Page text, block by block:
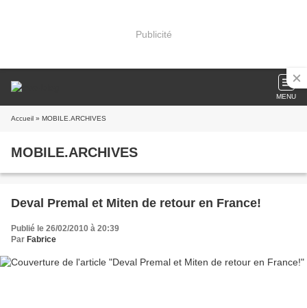
Publicité
MENU
Accueil » MOBILE.ARCHIVES
MOBILE.ARCHIVES
Deval Premal et Miten de retour en France!
Publié le 26/02/2010 à 20:39
Par Fabrice